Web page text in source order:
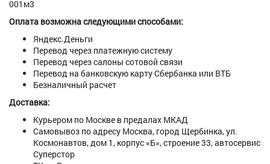
001м3
Оплата возможна следующими способами:
Яндекс.Деньги
Перевод через платежную систему
Перевод через салоны сотовой связи
Перевод на банковскую карту Сбербанка или ВТБ
Безналичный расчет
Доставка:
Курьером по Москве в предалах МКАД
Самовывоз по адресу Москва, город Щербинка, ул.
Космонавтов, дом 1, корпус «Б», строение 33, автосервис
Суперстор